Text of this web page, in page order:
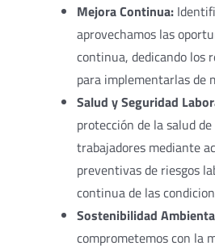
Mejora Continua:
aprovechamos las
continua, dedicando los
para implementarlas de
Salud y Seguridad
protección de la salud
trabajadores mediante
preventivas de riesgos
continua de las
Sostenibilidad
comprometemos con la